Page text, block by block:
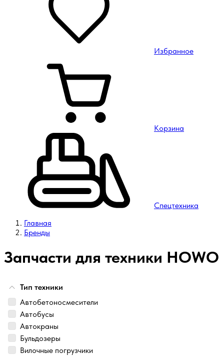
Избранное
Корзина
Спецтехника
Главная
Бренды
Запчасти для техники HOWO
Тип техники
Автобетоносмесители
Автобусы
Автокраны
Бульдозеры
Вилочные погрузчики